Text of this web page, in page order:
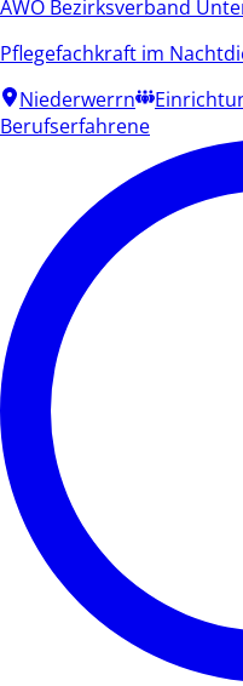
AWO Bezirksverband
Pflegefachkraft im
Niederwerrn
Berufserfahrene